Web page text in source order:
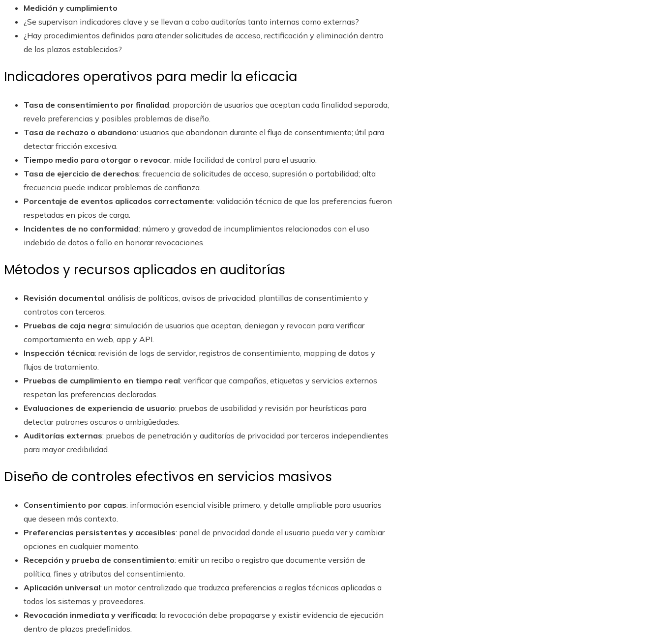
Medición y cumplimiento
¿Se supervisan indicadores clave y se llevan a cabo auditorías tanto internas como externas?
¿Hay procedimientos definidos para atender solicitudes de acceso, rectificación y eliminación dentro
de los plazos establecidos?
Indicadores operativos para medir la eficacia
Tasa de consentimiento por finalidad: proporción de usuarios que aceptan cada finalidad separada;
revela preferencias y posibles problemas de diseño.
Tasa de rechazo o abandono: usuarios que abandonan durante el flujo de consentimiento; útil para
detectar fricción excesiva.
Tiempo medio para otorgar o revocar: mide facilidad de control para el usuario.
Tasa de ejercicio de derechos: frecuencia de solicitudes de acceso, supresión o portabilidad; alta
frecuencia puede indicar problemas de confianza.
Porcentaje de eventos aplicados correctamente: validación técnica de que las preferencias fueron
respetadas en picos de carga.
Incidentes de no conformidad: número y gravedad de incumplimientos relacionados con el uso
indebido de datos o fallo en honorar revocaciones.
Métodos y recursos aplicados en auditorías
Revisión documental: análisis de políticas, avisos de privacidad, plantillas de consentimiento y
contratos con terceros.
Pruebas de caja negra: simulación de usuarios que aceptan, deniegan y revocan para verificar
comportamiento en web, app y API.
Inspección técnica: revisión de logs de servidor, registros de consentimiento, mapping de datos y
flujos de tratamiento.
Pruebas de cumplimiento en tiempo real: verificar que campañas, etiquetas y servicios externos
respetan las preferencias declaradas.
Evaluaciones de experiencia de usuario: pruebas de usabilidad y revisión por heurísticas para
detectar patrones oscuros o ambigüedades.
Auditorías externas: pruebas de penetración y auditorías de privacidad por terceros independientes
para mayor credibilidad.
Diseño de controles efectivos en servicios masivos
Consentimiento por capas: información esencial visible primero, y detalle ampliable para usuarios
que deseen más contexto.
Preferencias persistentes y accesibles: panel de privacidad donde el usuario pueda ver y cambiar
opciones en cualquier momento.
Recepción y prueba de consentimiento: emitir un recibo o registro que documente versión de
política, fines y atributos del consentimiento.
Aplicación universal: un motor centralizado que traduzca preferencias a reglas técnicas aplicadas a
todos los sistemas y proveedores.
Revocación inmediata y verificada: la revocación debe propagarse y existir evidencia de ejecución
dentro de plazos predefinidos.